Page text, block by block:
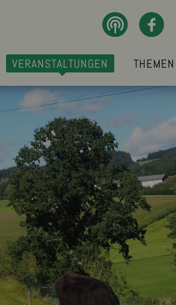
VERANSTALTUNGEN THEMEN